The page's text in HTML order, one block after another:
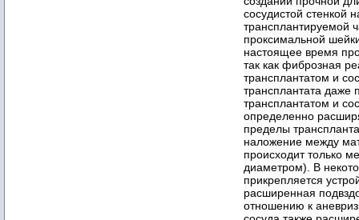
сосудистой стенкой
трансплантируемой
проксимальной
настоящее время
так как фиброзная
трансплантатом и
трансплантата даже
трансплантатом и
определенно
пределы
наложение между
происходит только
диаметром). В
прикрепляется
расширенная
отношению к